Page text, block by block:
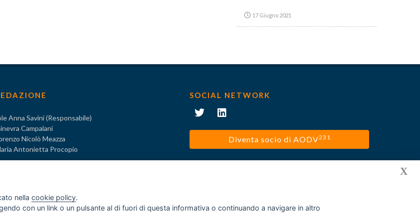
17 Giugno 2021
Anna Savini (Responsabile)
Campalani
Nicolò Meazza
Antonietta Procopio
SOCIAL NETWORK
Diventa socio di AODV231
nella cookie policy.
con un link o un pulsante al di fuori di questa informativa o continuando a navigare in altro
X